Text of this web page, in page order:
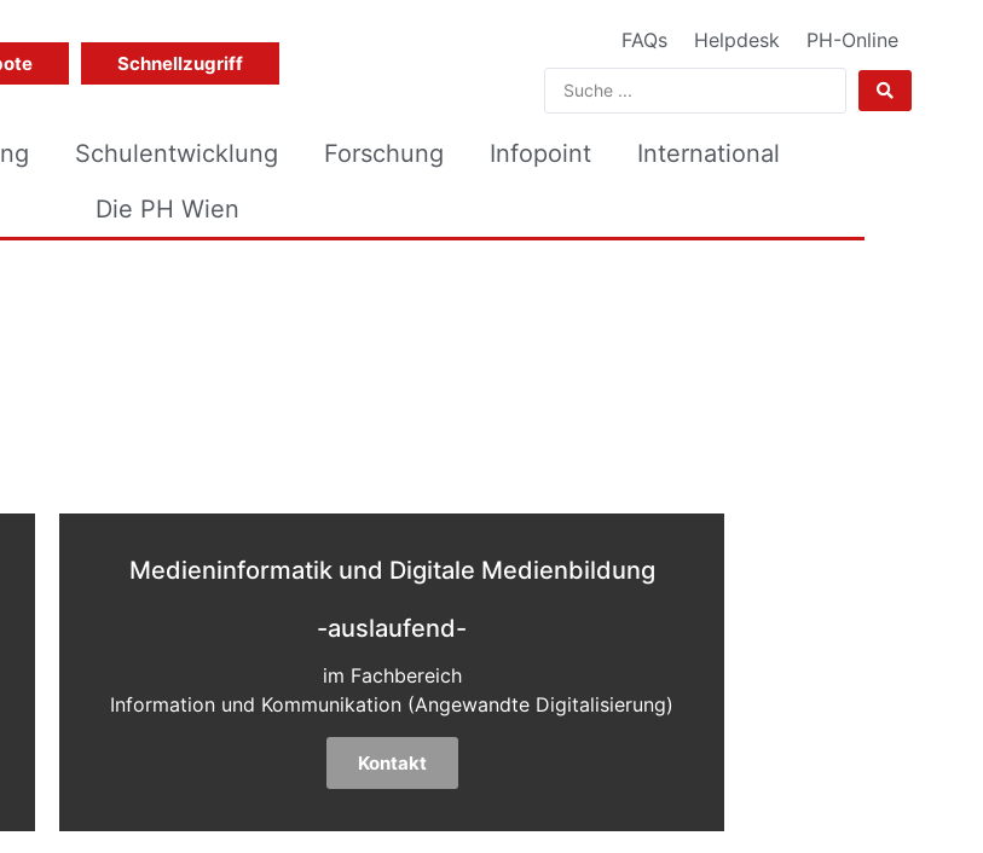
Schnellzugriff
FAQs Helpdesk PH-Online
Schulentwicklung Forschung Infopoint
International
Die PH Wien
Medieninformatik und Digitale Medienbildung
-auslaufend-
im Fachbereich
Information und Kommunikation (Angewandte Digitalisierung)
Kontakt